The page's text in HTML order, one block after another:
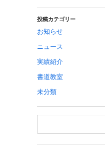
投稿カテゴリー
お知らせ
ニュース
実績紹介
書道教室
未分類